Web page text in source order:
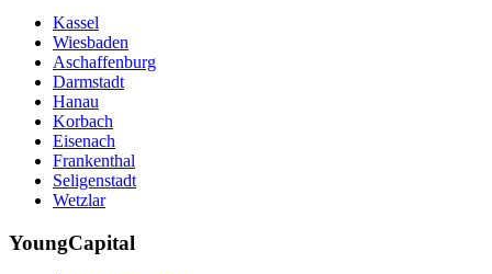
Kassel
Wiesbaden
Aschaffenburg
Darmstadt
Hanau
Korbach
Eisenach
Frankenthal
Seligenstadt
Wetzlar
YoungCapital